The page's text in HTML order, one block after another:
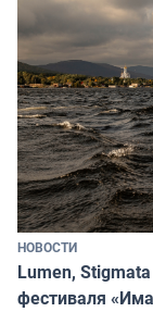
НОВОСТИ
Lumen,
фестиваля